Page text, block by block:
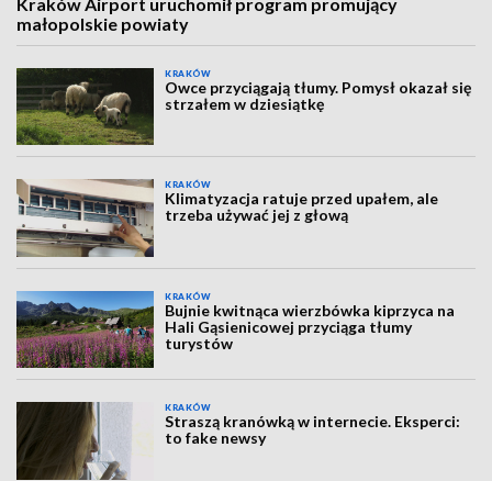
małopolskie powiaty
KRAKÓW
Owce przyciągają tłumy. Pomysł okazał się
strzałem w dziesiątkę
KRAKÓW
Klimatyzacja ratuje przed upałem, ale
trzeba używać jej z głową
KRAKÓW
Bujnie kwitnąca wierzbówka kiprzyca na
Hali Gąsienicowej przyciąga tłumy
turystów
KRAKÓW
Straszą kranówką w internecie. Eksperci:
to fake newsy